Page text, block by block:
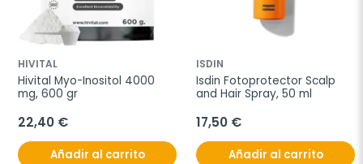
HIVITAL
Hivital Myo-Inositol 4000
mg, 600 gr
22,40 €
Añadir al carrito
ISDIN
Isdin Fotoprotector Scalp
and Hair Spray, 50 ml
17,50 €
Añadir al carrito